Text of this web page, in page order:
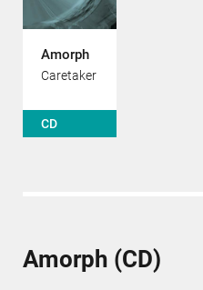
Amorph
Caretaker
CD
Amorph (CD)